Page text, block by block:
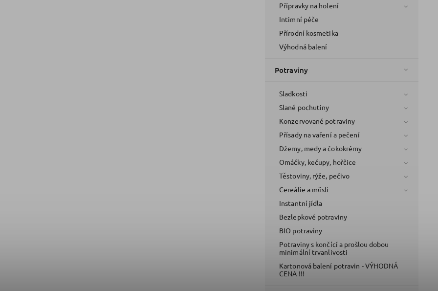
Přípravky na holení
Intimní péče
Přírodní kosmetika
Výhodná balení
Potraviny
Sladkosti
Slané pochutiny
Konzervované potraviny
Přísady na vaření a pečení
Džemy, medy a čokokrémy
Omáčky, kečupy, hořčice
Těstoviny, rýže, pečivo
Cereálie a müsli
Instantní jídla
Bezlepkové potraviny
BIO potraviny
Potraviny s končící a prošlou dobou
minimální trvanlivosti
Kartonová balení potravin - VÝHODNÁ
CENA !!!